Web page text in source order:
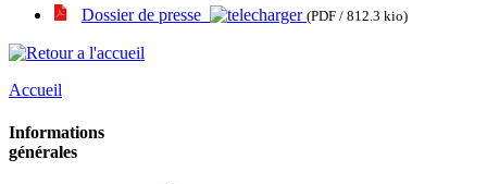
Dossier de presse (PDF / 812.3 kio)
Accueil
Informations
générales